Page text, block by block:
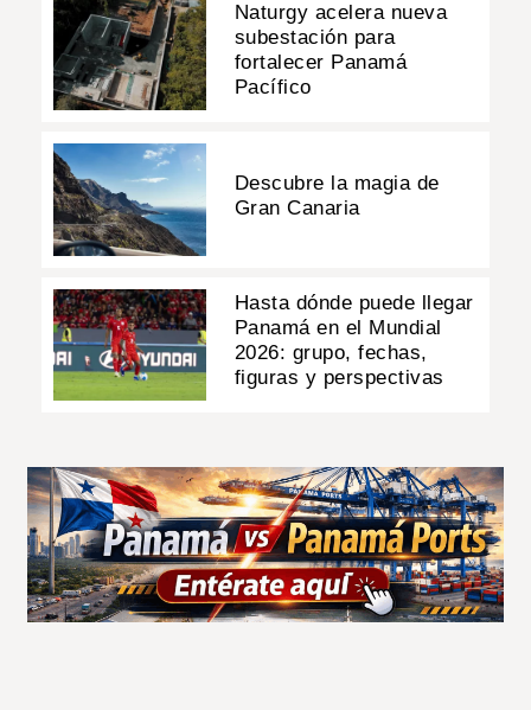
Naturgy acelera nueva
subestación para
fortalecer Panamá
Pacífico
Descubre la magia de
Gran Canaria
Hasta dónde puede llegar
Panamá en el Mundial
2026: grupo, fechas,
figuras y perspectivas